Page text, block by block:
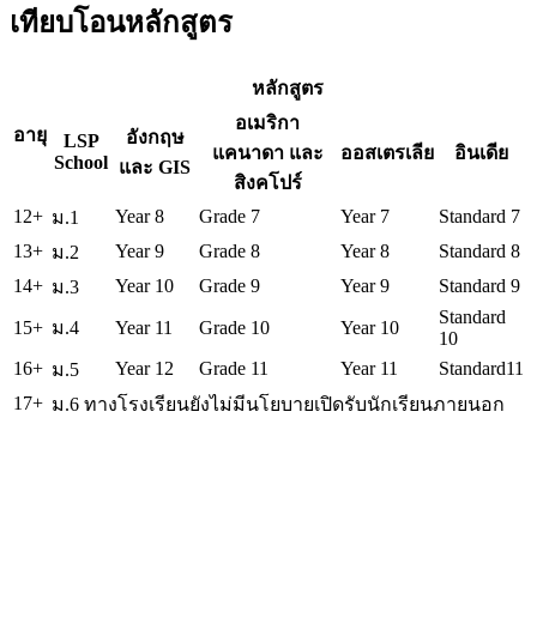
เทียบโอนหลักสูตร
อายุ
หลักสูตร
LSP
School
อังกฤษ
และ GIS
อเมริกา
แคนาดา และ
สิงคโปร์
ออสเตรเลีย อินเดีย
12+ ม.1 Year 8 Grade 7 Year 7
Standard 7
13+ ม.2 Year 9 Grade 8 Year 8
Standard 8
14+ ม.3 Year 10 Grade 9 Year 9 Standard 9
15+ ม.4 Year 11 Grade 10 Year 10
Standard
10
16+ ม.5 Year 12 Grade 11 Year 11
Standard11
17+ ม.6 ทางโรงเรียนยังไม่มีนโยบายเปิดรับนักเรียนภายนอก